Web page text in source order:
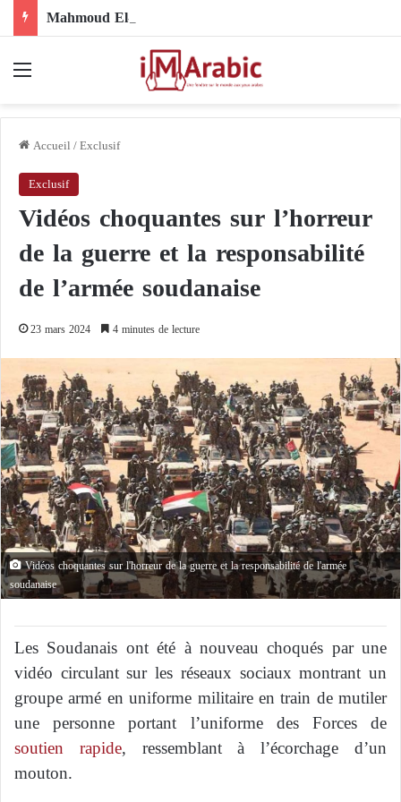
Accueil/Exclusif
Exclusif
Vidéos choquantes sur l’horreur
de la guerre et la responsabilité
de l’armée soudanaise
23 mars 2024 4 minutes de lecture
Vidéos choquantes sur l'horreur de la guerre et la responsabilité de l'armée
soudanaise
Les Soudanais ont été à nouveau choqués par une
vidéo circulant sur les réseaux sociaux montrant un
groupe armé en uniforme militaire en train de mutiler
une personne portant l’uniforme des Forces de
soutien rapide, ressemblant à l’écorchage d’un
mouton.